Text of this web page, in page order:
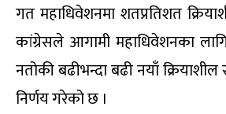
गत महाधिवेशनमा शतप्रतिशत
कांग्रेसले आगामी महाधिवेशनका
नतोकी बढीभन्दा बढी नयाँ
निर्णय गरेको छ ।